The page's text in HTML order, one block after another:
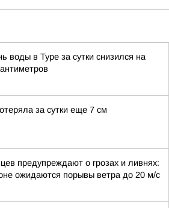
воды в Туре за сутки снизился на
за сутки еще 7 см
предупреждают о грозах и ливнях:
ожидаются порывы ветра до 20 м/с